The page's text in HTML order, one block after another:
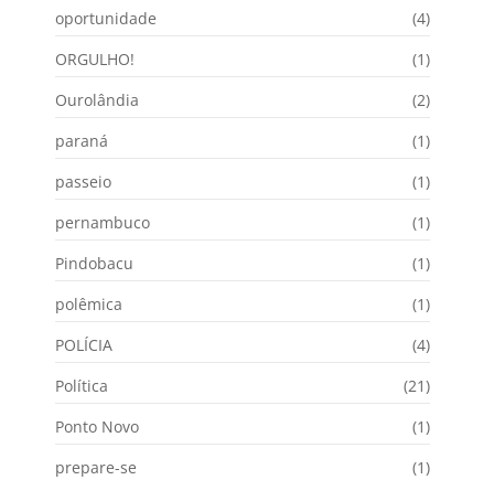
oportunidade
(4)
ORGULHO!
(1)
Ourolândia
(2)
paraná
(1)
passeio
(1)
pernambuco
(1)
Pindobacu
(1)
polêmica
(1)
POLÍCIA
(4)
Política
(21)
Ponto Novo
(1)
prepare-se
(1)